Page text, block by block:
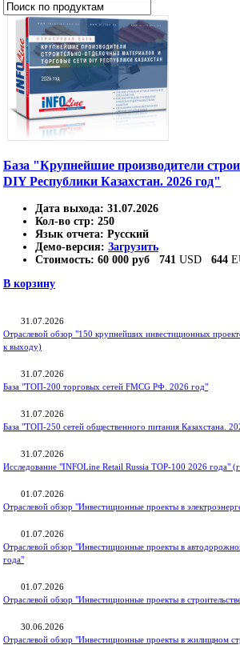
База "Крупнейшие производители
DIY Республики Казахстан. 2026 год"
Дата выхода: 31.07.2026
Кол-во стр: 250
Язык отчета: Русский
Демо-версия: Загрузить
Стоимость: 60 000 руб 741 USD 644
В корзину
31.07.2026
Отраслевой обзор "150 крупнейших инвестиционных
к выходу)
31.07.2026
База "ТОП-200 торговых сетей FMCG РФ. 2026 год"
31.07.2026
База "ТОП-250 сетей общественного питания Казахстана.
31.07.2026
Исследование "INFOLine Retail Russia ТOP-100 2026 года"
01.07.2026
Отраслевой обзор "Инвестиционные проекты в
01.07.2026
Отраслевой обзор "Инвестиционные проекты в
года"
01.07.2026
Отраслевой обзор "Инвестиционные проекты в
30.06.2026
Отраслевой обзор "Инвестиционные проекты в жилищном